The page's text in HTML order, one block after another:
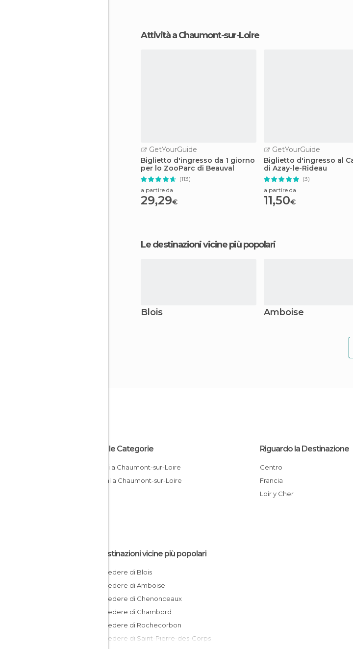
Attività a Chaumont-sur-Loire
GetYourGuide
Biglietto d'ingresso da 1 giorno
per lo ZooParc di Beauval
(113)
a partire da
29,29€
GetYourGuide
Biglietto d'ingresso al
di Azay-le-Rideau
(3)
a partire da
11,50€
Le destinazioni vicine più popolari
Blois Amboise
Tutte le Categorie
Castelli a Chaumont-sur-Loire
Giardini a Chaumont-sur-Loire
Riguardo la Destinazione
Centro
Francia
Loir y Cher
Le destinazioni vicine più popolari
Cosa vedere di Blois
Cosa vedere di Amboise
Cosa vedere di Chenonceaux
Cosa vedere di Chambord
Cosa vedere di Rochecorbon
Cosa vedere di Saint-Pierre-des-Corps